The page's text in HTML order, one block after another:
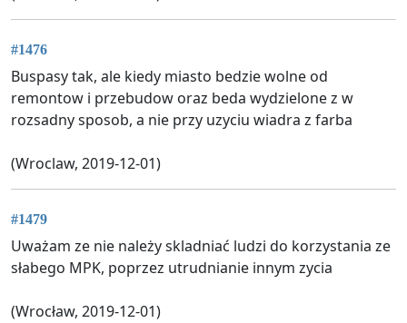
#1476
Buspasy tak, ale kiedy miasto bedzie wolne od
remontow i przebudow oraz beda wydzielone z w
rozsadny sposob, a nie przy uzyciu wiadra z farba
(Wroclaw, 2019-12-01)
#1479
Uważam ze nie należy skladniać ludzi do korzystania ze
słabego MPK, poprzez utrudnianie innym zycia
(Wrocław, 2019-12-01)